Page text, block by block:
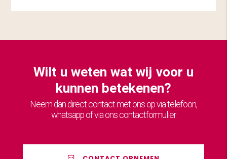
Wilt u weten wat wij voor u
kunnen betekenen?
Neem dan direct contact met ons op via telefoon,
whatsapp of via ons contactformulier.